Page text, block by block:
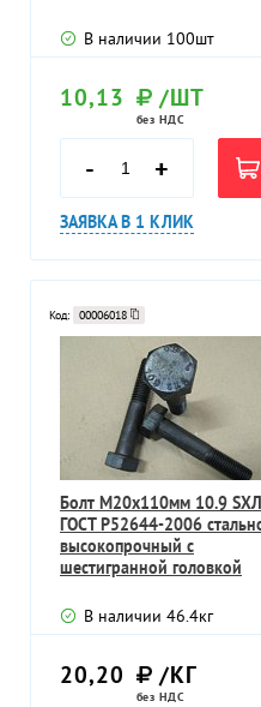
В наличии 100шт
10,13 /ШТ
без НДС
- +
ЗАЯВКА В 1 КЛИК
Код: 00006018
Болт M20х110мм 10.9 SXЛ
ГОСТ P52644-2006
высокопрочный с
шестигранной головкой
В наличии 46.4кг
20,20 /КГ
без НДС